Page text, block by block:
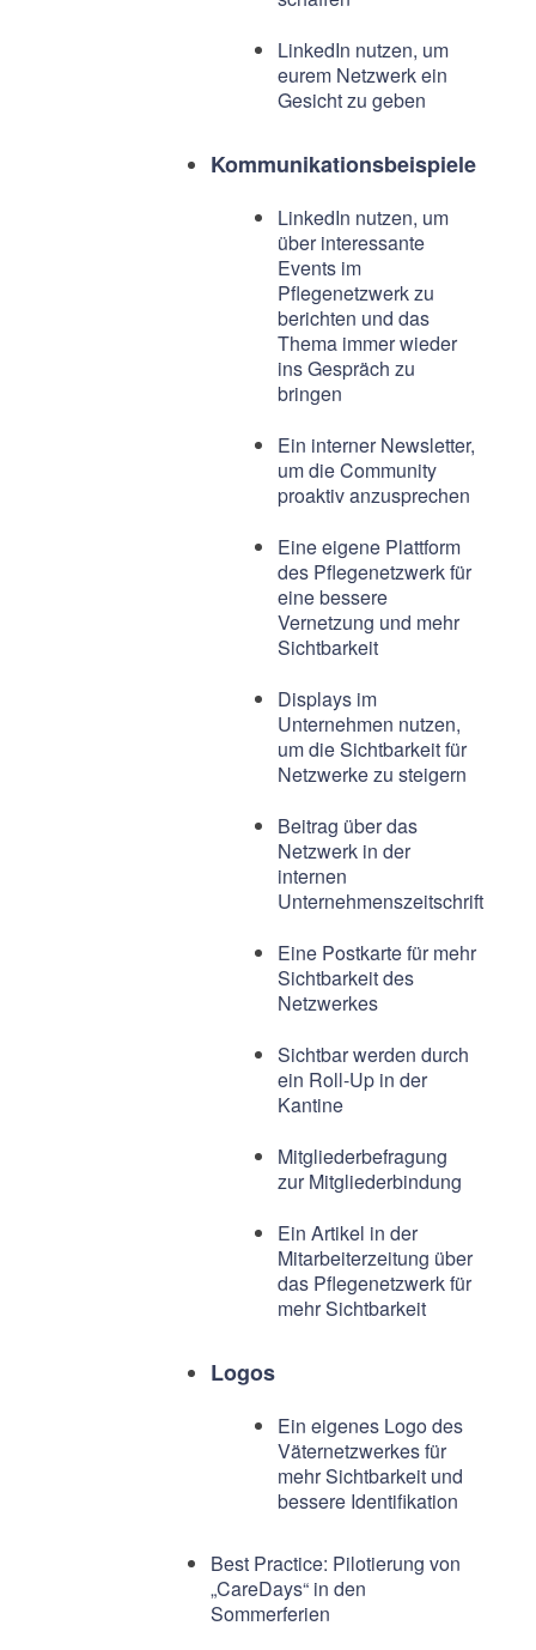
LinkedIn nutzen, um
eurem Netzwerk ein
Gesicht zu geben
Kommunikationsbeispiele
LinkedIn nutzen, um
über interessante
Events im
Pflegenetzwerk zu
berichten und das
Thema immer wieder
ins Gespräch zu
bringen
Ein interner Newsletter,
um die Community
proaktiv anzusprechen
Eine eigene Plattform
des Pflegenetzwerk für
eine bessere
Vernetzung und mehr
Sichtbarkeit
Displays im
Unternehmen nutzen,
um die Sichtbarkeit für
Netzwerke zu steigern
Beitrag über das
Netzwerk in der
internen
Unternehmenszeitschrift
Eine Postkarte für mehr
Sichtbarkeit des
Netzwerkes
Sichtbar werden durch
ein Roll-Up in der
Kantine
Mitgliederbefragung
zur Mitgliederbindung
Ein Artikel in der
Mitarbeiterzeitung über
das Pflegenetzwerk für
mehr Sichtbarkeit
Logos
Ein eigenes Logo des
Väternetzwerkes für
mehr Sichtbarkeit und
bessere Identifikation
Best Practice: Pilotierung von
„CareDays“ in den
Sommerferien